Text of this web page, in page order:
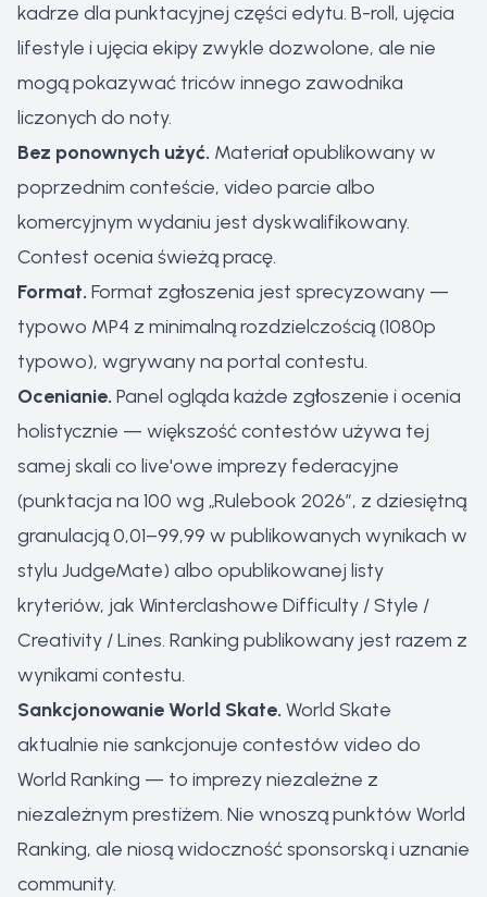
kadrze dla punktacyjnej części edytu. B-roll, ujęcia
lifestyle i ujęcia ekipy zwykle dozwolone, ale nie
mogą pokazywać triców innego zawodnika
liczonych do noty.
Bez ponownych użyć. Materiał opublikowany w
poprzednim conteście, video parcie albo
komercyjnym wydaniu jest dyskwalifikowany.
Contest ocenia świeżą pracę.
Format. Format zgłoszenia jest sprecyzowany —
typowo MP4 z minimalną rozdzielczością (1080p
typowo), wgrywany na portal contestu.
Ocenianie. Panel ogląda każde zgłoszenie i ocenia
holistycznie — większość contestów używa tej
samej skali co live'owe imprezy federacyjne
(punktacja na 100 wg „Rulebook 2026”, z dziesiętną
granulacją 0,01–99,99 w publikowanych wynikach w
stylu JudgeMate) albo opublikowanej listy
kryteriów, jak Winterclashowe Difficulty / Style /
Creativity / Lines. Ranking publikowany jest razem z
wynikami contestu.
Sankcjonowanie World Skate. World Skate
aktualnie nie sankcjonuje contestów video do
World Ranking — to imprezy niezależne z
niezależnym prestiżem. Nie wnoszą punktów World
Ranking, ale niosą widoczność sponsorską i uznanie
community.